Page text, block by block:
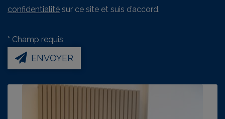
confidentialité sur ce site et suis d’accord.
* Champ requis
ENVOYER